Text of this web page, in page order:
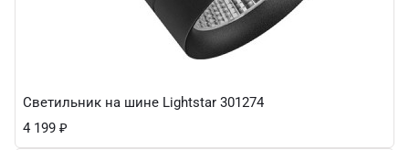
Светильник на шине Lightstar 301274
4 199 ₽